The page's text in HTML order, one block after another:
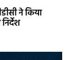
ने किया